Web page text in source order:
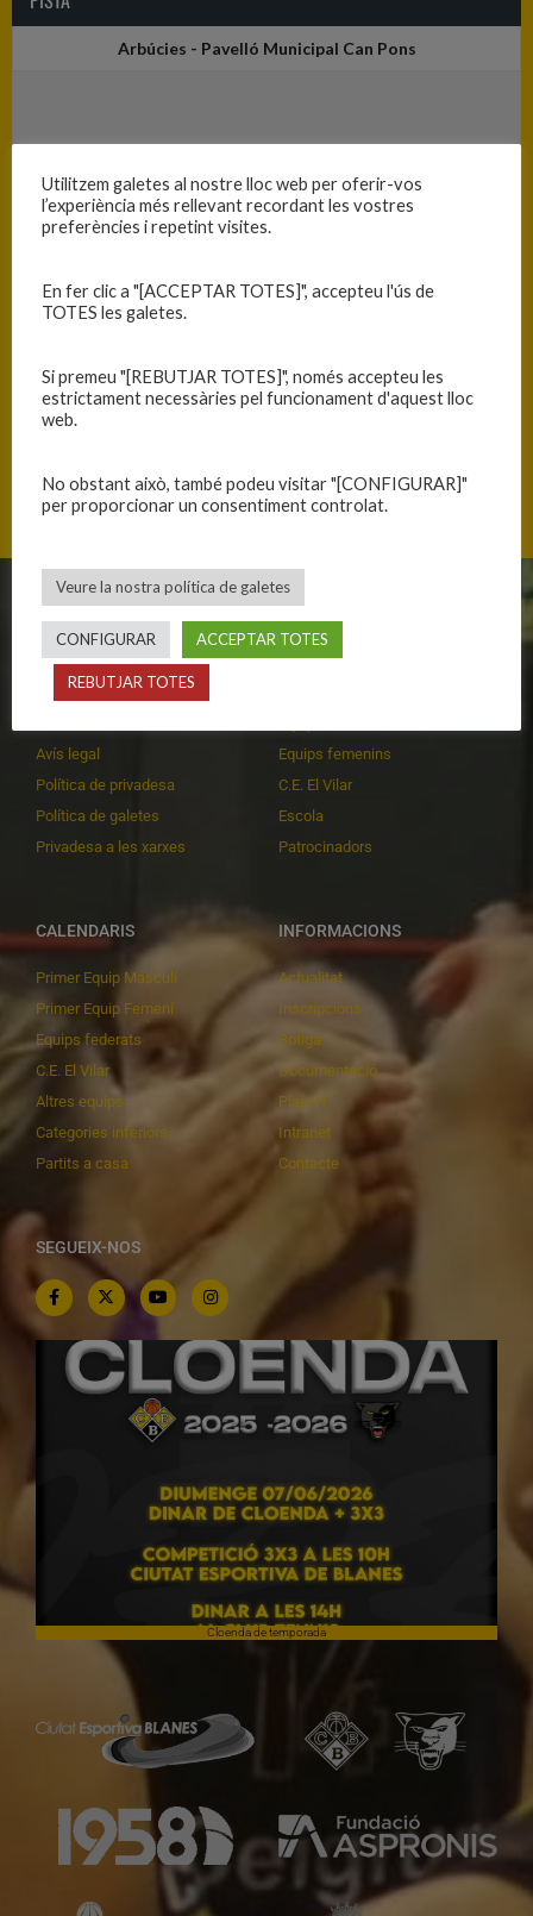
Arbúcies - Pavelló Municipal Can Pons
Carretera de Santa Fe, 17401 Arbúcies, Catalunya
Història
Organització
Avís legal
Política de privadesa
Política de galetes
Privadesa a les xarxes
Primer equip masculí
Equips femenins
C.E. El Vilar
Escola
Patrocinadors
CALENDARIS
Primer Equip Masculí
Primer Equip Femení
Equips federats
C.E. El Vilar
Altres equips
Categories inferiors
Partits a casa
INFORMACIONS
Actualitat
Inscripcions
Botiga
Documentació
Playoff
Intranet
Contacte
SEGUEIX-NOS
Cloenda de temporada
Utilitzem galetes al nostre lloc web per oferir-vos
l’experiència més rellevant recordant les vostres
preferències i repetint visites.
En fer clic a "[ACCEPTAR TOTES]", accepteu l'ús de
TOTES les galetes.
Si premeu "[REBUTJAR TOTES]", només accepteu les
estrictament necessàries pel funcionament d'aquest lloc
web.
No obstant això, també podeu visitar "[CONFIGURAR]"
per proporcionar un consentiment controlat.
Veure la nostra política de galetes
CONFIGURAR ACCEPTAR TOTES
REBUTJAR TOTES